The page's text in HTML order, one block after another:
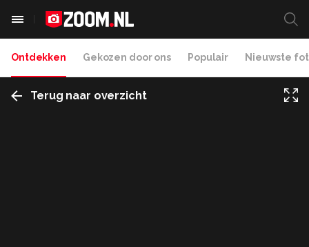
Ontdekken Gekozen door ons Populair Nieuwste
Terug naar overzicht